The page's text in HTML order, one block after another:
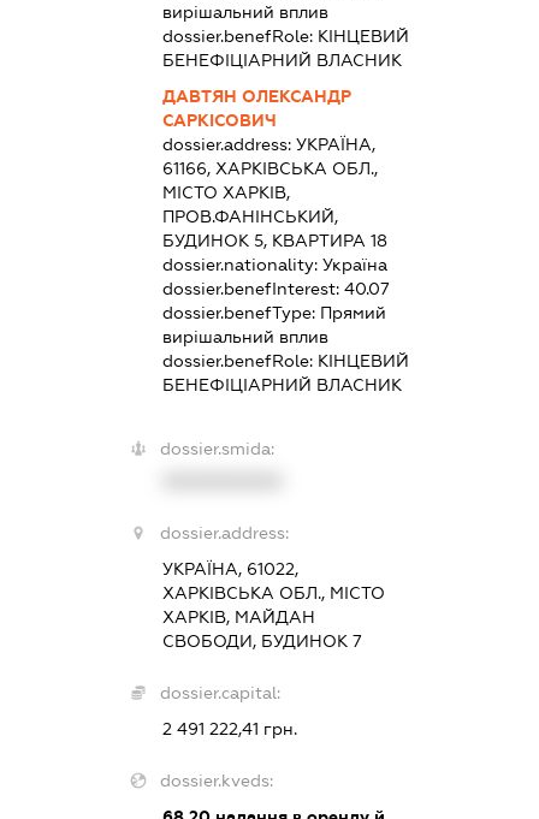
вирішальний вплив
dossier.benefRole: КІНЦЕВИЙ
БЕНЕФІЦІАРНИЙ ВЛАСНИК
ДАВТЯН ОЛЕКСАНДР
САРКІСОВИЧ
dossier.address:УКРАЇНА,
61166, ХАРКІВСЬКА ОБЛ.,
МІСТО ХАРКІВ,
ПРОВ.ФАНІНСЬКИЙ,
БУДИНОК 5, КВАРТИРА 18
dossier.nationality:Україна
dossier.benefInterest:40.07
dossier.benefType: Прямий
вирішальний вплив
dossier.benefRole: КІНЦЕВИЙ
БЕНЕФІЦІАРНИЙ ВЛАСНИК
dossier.smida:
dossier.address:
УКРАЇНА, 61022,
ХАРКІВСЬКА ОБЛ., МІСТО
ХАРКІВ, МАЙДАН
СВОБОДИ, БУДИНОК 7
dossier.capital:
2 491 222,41 грн.
dossier.kveds: